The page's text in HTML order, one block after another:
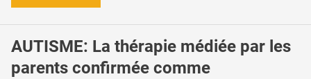
AUTISME: La thérapie médiée par les
parents confirmée comme